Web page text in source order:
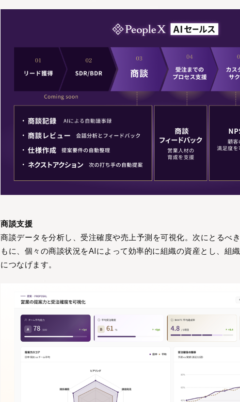
商談支援
商談データを分析し、受注確度や売上予測を可視化。次にとるべ
もに、個々の商談状況をAIによって効率的に組織の資産とし、組
につなげます。